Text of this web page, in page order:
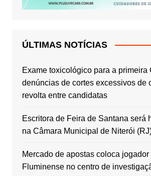
ÚLTIMAS NOTÍCIAS
Exame toxicológico para a primeira
denúncias de cortes excessivos de
revolta entre candidatas
Escritora de Feira de Santana será
na Câmara Municipal de Niterói
Mercado de apostas coloca jogador
Fluminense no centro de